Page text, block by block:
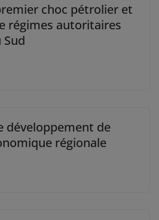
choc pétrolier et
régimes autoritaires
développement de
régionale